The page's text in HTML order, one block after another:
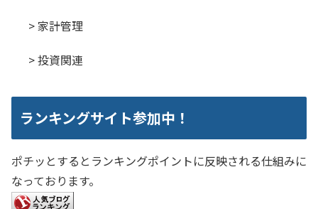
> 家計管理
> 投資関連
ランキングサイト参加中！
ポチッとするとランキングポイントに反映される仕組みに
なっております。